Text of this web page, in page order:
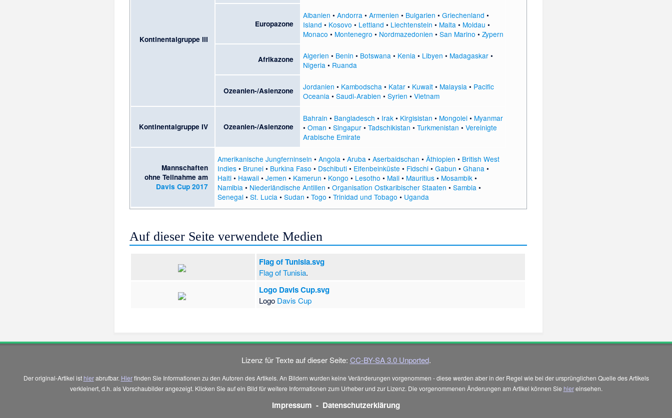
Kontinentalgruppe III
Europazone
Albanien • Andorra • Armenien • Bulgarien • Griechenland •
Island • Kosovo • Lettland • Liechtenstein • Malta • Moldau •
Monaco • Montenegro • Nordmazedonien • San Marino • Zypern
Afrikazone Algerien • Benin • Botswana • Kenia • Libyen • Madagaskar•
Nigeria • Ruanda
Ozeanien-/Asienzone Jordanien • Kambodscha • Katar• Kuwait• Malaysia • Pacific
Oceania • Saudi-Arabien • Syrien • Vietnam
Kontinentalgruppe IV Ozeanien-/Asienzone
Bahrain • Bangladesch • Irak• Kirgisistan • Mongolei• Myanmar
• Oman • Singapur• Tadschikistan • Turkmenistan • Vereinigte
Arabische Emirate
Mannschaften
ohne Teilnahme am
Davis Cup 2017
Amerikanische Jungferninseln • Angola • Aruba • Aserbaidschan • Äthiopien • British West
Indies• Brunei• Burkina Faso • Dschibuti• Elfenbeinküste • Fidschi• Gabun • Ghana •
Haiti• Hawaii• Jemen • Kamerun • Kongo • Lesotho • Mali• Mauritius• Mosambik•
Namibia • Niederländische Antillen • Organisation Ostkaribischer Staaten • Sambia •
Senegal • St. Lucia • Sudan • Togo • Trinidad und Tobago • Uganda
Auf dieser Seite verwendete Medien
Flag of Tunisia.svg
Flag of Tunisia.
Logo Davis Cup.svg
Logo Davis Cup
Lizenz für Texte auf dieser Seite: CC-BY-SA 3.0 Unported.
Der original-Artikel ist hierabrufbar. Hierfinden Sie Informationen zu den Autoren des Artikels. An Bildern wurden keine Veränderungen vorgenommen - diese werden aber in der Regel wie bei der ursprünglichen Quelle des Artikels
verkleinert, d.h. als Vorschaubilder angezeigt. Klicken Sie auf ein Bild für weitere Informationen zum Urheber und zur Lizenz. Die vorgenommenen Änderungen am Artikel können Sie hiereinsehen.
Impressum - Datenschutzerklärung